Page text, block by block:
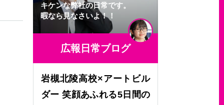
キケンな弊社の日常です。
暇なら見なさいよ！！
広報日常ブログ
岩槻北陵高校×アートビル
ダー 笑顔あふれる5日間の